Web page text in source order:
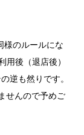
様のルールにな
用後（退店後）
逆も然りです。
せんので予めご